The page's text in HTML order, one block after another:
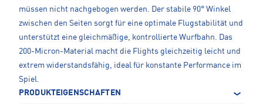
müssen nicht nachgebogen werden. Der stabile 90° Winkel
zwischen den Seiten sorgt für eine optimale Flugstabilität und
unterstützt eine gleichmäßige, kontrollierte Wurfbahn. Das
200-Micron-Material macht die Flights gleichzeitig leicht und
extrem widerstandsfähig, ideal für konstante Performance im
Spiel.
PRODUKTEIGENSCHAFTEN